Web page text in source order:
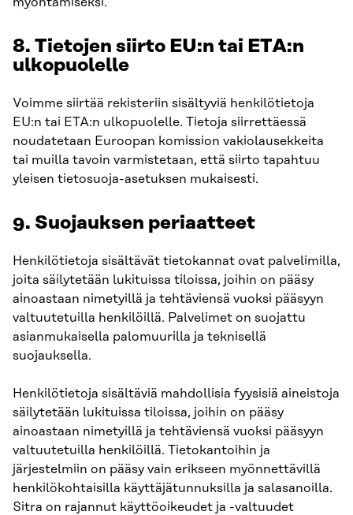
8. Tietojen siirto EU:n tai ETA:n
ulkopuolelle
Voimme siirtää rekisteriin sisältyviä henkilötietoja
EU:n tai ETA:n ulkopuolelle. Tietoja siirrettäessä
noudatetaan Euroopan komission vakiolausekkeita
tai muilla tavoin varmistetaan, että siirto tapahtuu
yleisen tietosuoja-asetuksen mukaisesti.
9. Suojauksen periaatteet
Henkilötietoja sisältävät tietokannat ovat palvelimilla,
joita säilytetään lukituissa tiloissa, joihin on pääsy
ainoastaan nimetyillä ja tehtäviensä vuoksi pääsyyn
valtuutetuilla henkilöillä. Palvelimet on suojattu
asianmukaisella palomuurilla ja teknisellä
suojauksella.
Henkilötietoja sisältäviä mahdollisia fyysisiä aineistoja
säilytetään lukituissa tiloissa, joihin on pääsy
ainoastaan nimetyillä ja tehtäviensä vuoksi pääsyyn
valtuutetuilla henkilöillä. Tietokantoihin ja
järjestelmiin on pääsy vain erikseen myönnettävillä
henkilökohtaisilla käyttäjätunnuksilla ja salasanoilla.
Sitra on rajannut käyttöoikeudet ja -valtuudet